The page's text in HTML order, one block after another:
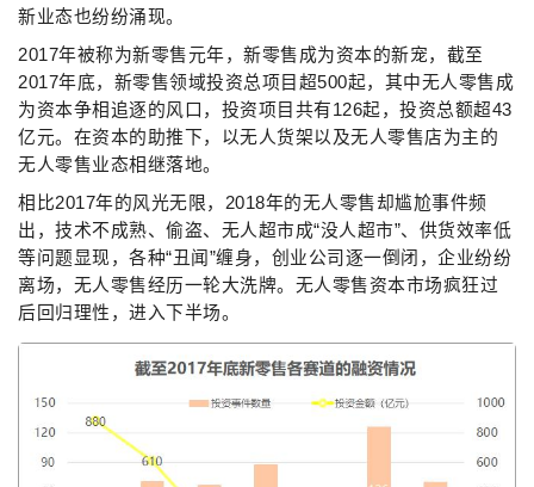
新业态也纷纷涌现。
2017年被称为新零售元年，新零售成为资本的新宠，截至
2017年底，新零售领域投资总项目超500起，其中无人零售成
为资本争相追逐的风口，投资项目共有126起，投资总额超43
亿元。在资本的助推下，以无人货架以及无人零售店为主的
无人零售业态相继落地。
相比2017年的风光无限，2018年的无人零售却尴尬事件频
出，技术不成熟、偷盗、无人超市成“没人超市”、供货效率低
等问题显现，各种“丑闻”缠身，创业公司逐一倒闭，企业纷纷
离场，无人零售经历一轮大洗牌。无人零售资本市场疯狂过
后回归理性，进入下半场。